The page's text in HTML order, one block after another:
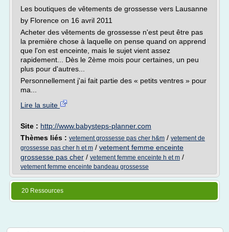
Les boutiques de vêtements de grossesse vers Lausanne
by Florence on 16 avril 2011
Acheter des vêtements de grossesse n'est peut être pas
la première chose à laquelle on pense quand on apprend
que l'on est enceinte, mais le sujet vient assez
rapidement... Dès le 2ème mois pour certaines, un peu
plus pour d'autres...
Personnellement j'ai fait partie des « petits ventres » pour
ma...
Lire la suite
Site : http://www.babysteps-planner.com
Thèmes liés : vetement grossesse pas cher h&m / vetement de
grossesse pas cher h et m / vetement femme enceinte
grossesse pas cher / vetement femme enceinte h et m /
vetement femme enceinte bandeau grossesse
20 Ressources